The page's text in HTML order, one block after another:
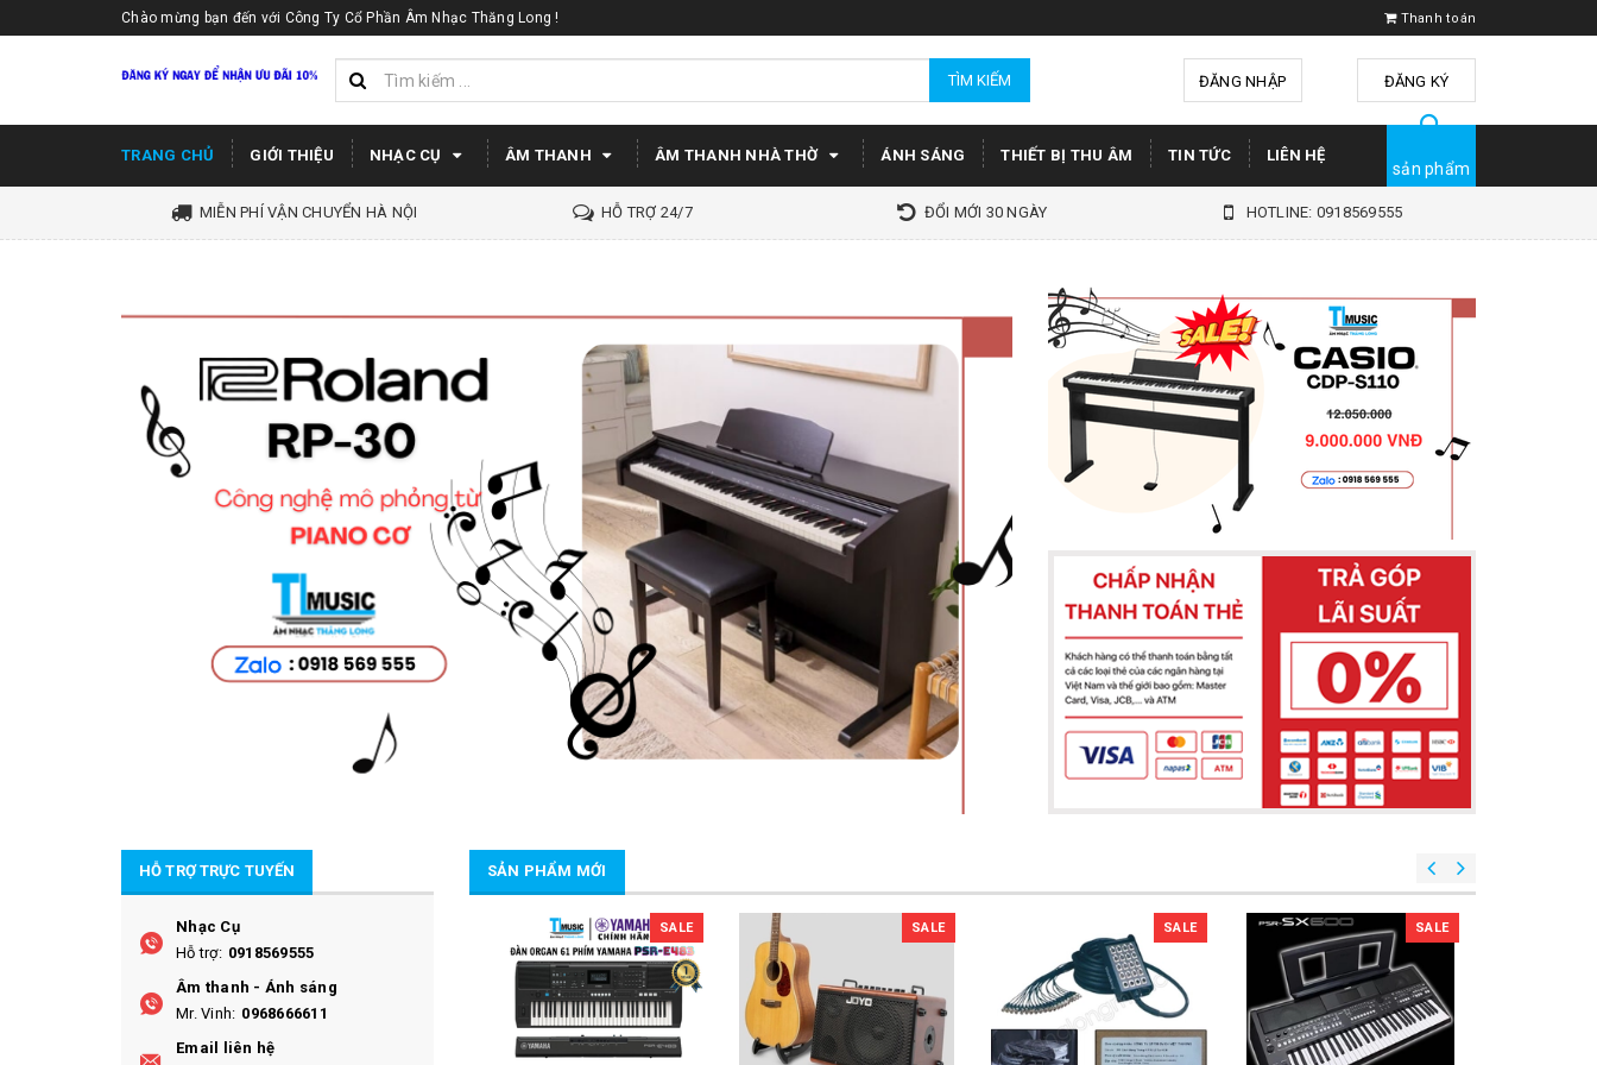
Chào mừng bạn đến với Công Ty Cổ Phần Âm Nhạc Thăng Long ! Thanh toán
TÌM KIẾM ĐĂNG NHẬP ĐĂNG KÝ
TRANG CHỦ GIỚI THIỆU NHẠC CỤ ÂM THANH ÂM THANH NHÀ THỜ ÁNH SÁNG THIẾT BỊ THU ÂM TIN TỨC LIÊN HỆ
sản phẩm
MIỄN PHÍ VẬN CHUYỂN HÀ NỘI HỖ TRỢ 24/7 ĐỔI MỚI 30 NGÀY HOTLINE: 0918569555
SẢN PHẨM MỚI
SALE SALE SALE SALE SALE
HỖ TRỢ TRỰC TUYẾN
Nhạc Cụ
Hỗ trợ: 0918569555
Âm thanh - Ánh sáng
Mr. Vinh: 0968666611
Email liên hệ